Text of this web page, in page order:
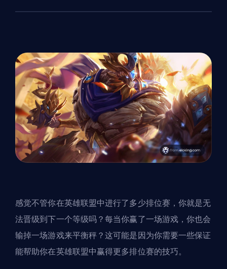
感觉不管你在英雄联盟中进行了多少排位赛，你就是无
法晋级到下一个等级吗？每当你赢了一场游戏，你也会
输掉一场游戏来平衡秤？这可能是因为你需要一些保证
能帮助你在英雄联盟中赢得更多排位赛的技巧。